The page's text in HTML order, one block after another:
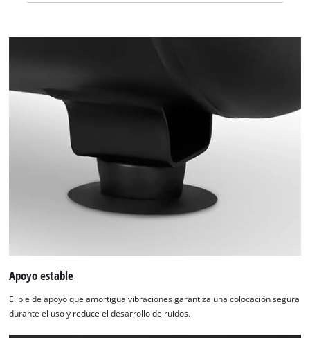
Apoyo estable
El pie de apoyo que amortigua vibraciones garantiza una colocación segura
durante el uso y reduce el desarrollo de ruidos.